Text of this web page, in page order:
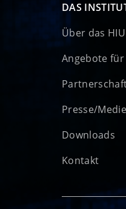
DAS
Über das HIU
Angebote
Presse/
Downloads
Kontakt